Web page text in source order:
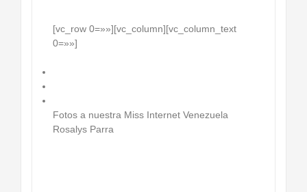
[vc_row 0=»»][vc_column][vc_column_text
0=»»]
Fotos a nuestra Miss Internet Venezuela
Rosalys Parra